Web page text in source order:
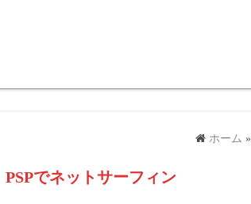
ホーム »
PSPでネットサーフィン